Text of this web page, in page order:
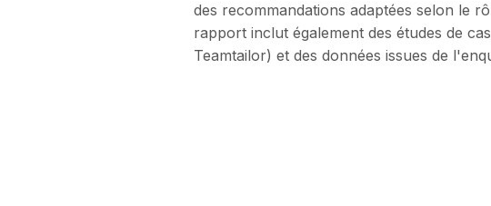
des recommandations adaptées selon le
rapport inclut également des études de
Teamtailor) et des données issues de